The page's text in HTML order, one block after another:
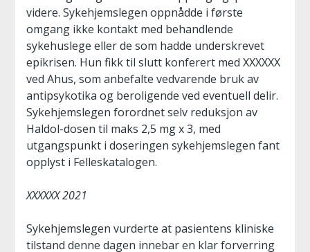
videre. Sykehjemslegen oppnådde i første
omgang ikke kontakt med behandlende
sykehuslege eller de som hadde underskrevet
epikrisen. Hun fikk til slutt konferert med XXXXXX
ved Ahus, som anbefalte vedvarende bruk av
antipsykotika og beroligende ved eventuell delir.
Sykehjemslegen forordnet selv reduksjon av
Haldol-dosen til maks 2,5 mg x 3, med
utgangspunkt i doseringen sykehjemslegen fant
opplyst i Felleskatalogen.
XXXXXX 2021
Sykehjemslegen vurderte at pasientens kliniske
tilstand denne dagen innebar en klar forverring